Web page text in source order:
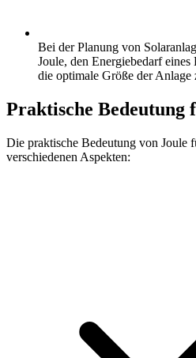
Bei der Planung von
Joule, den Energiebedarf
die optimale Größe der Anlage
Praktische Bedeutung
Die praktische Bedeutung von Joule
verschiedenen Aspekten: